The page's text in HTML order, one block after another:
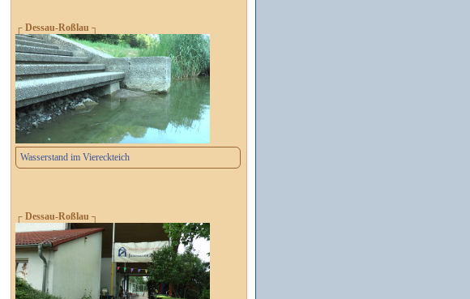
┌ Dessau-Roßlau ┐
Wasserstand im Viereckteich
┌ Dessau-Roßlau ┐